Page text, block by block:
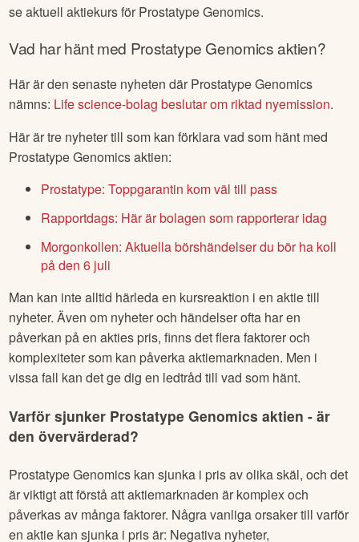
se aktuell aktiekurs för Prostatype Genomics.
Vad har hänt med Prostatype Genomicsaktien?
Här är den senaste nyheten där Prostatype Genomics
nämns: Life science-bolag beslutar om riktad nyemission.
Här är tre nyheter till som kan förklara vad som hänt med
Prostatype Genomicsaktien:
Prostatype: Toppgarantin kom väl till pass
Rapportdags: Här är bolagen som rapporterar idag
Morgonkollen: Aktuella börshändelser du bör ha koll
på den 6 juli
Man kan inte alltid härleda en kursreaktion i en aktie till
nyheter. Även om nyheter och händelser ofta har en
påverkan på en akties pris, finns det flera faktorer och
komplexiteter som kan påverka aktiemarknaden. Men i
vissa fall kan det ge dig en ledtråd till vad som hänt.
Varför sjunker Prostatype Genomics aktien - är
den övervärderad?
Prostatype Genomics kan sjunka i pris av olika skäl, och det
är viktigt att förstå att aktiemarknaden är komplex och
påverkas av många faktorer. Några vanliga orsaker till varför
en aktie kan sjunka i pris är: Negativa nyheter,